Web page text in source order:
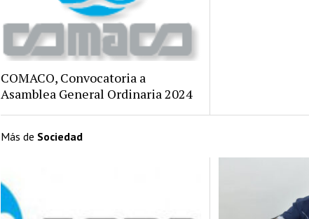
COMACO, Convocatoria a
Asamblea General Ordinaria 2024
Más de Sociedad